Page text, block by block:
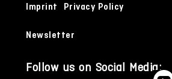
Imprint Privacy Policy
Newsletter
Follow us on Social Media: